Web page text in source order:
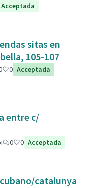
Acceptada
105-107
0 Acceptada
entre c/
0 0 Acceptada
catalunya